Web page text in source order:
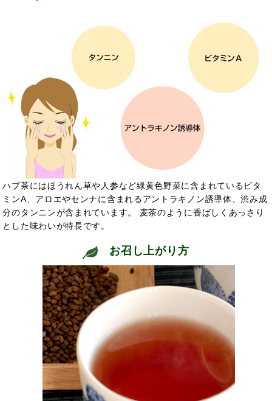
ハブ茶にはほうれん草や人参など緑黄色野菜に含まれているビタ
ミンA、アロエやセンナに含まれるアントラキノン誘導体、渋み成
分のタンニンが含まれています。 麦茶のように香ばしくあっさり
とした味わいが特長です。
お召し上がり方